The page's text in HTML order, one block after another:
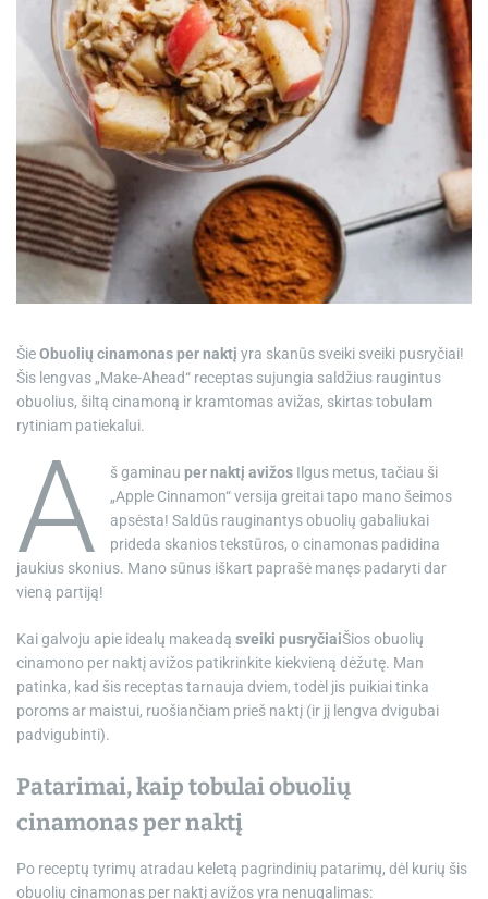
ŠieObuolių cinamonas per naktį yra skanūs sveiki sveiki pusryčiai!
Šis lengvas „Make-Ahead“ receptas sujungia saldžius raugintus
obuolius, šiltą cinamoną ir kramtomas avižas, skirtas tobulam
rytiniam patiekalui.
A š gaminau per naktį avižos Ilgus metus, tačiau ši
„Apple Cinnamon“ versija greitai tapo mano šeimos
apsėsta! Saldūs rauginantys obuolių gabaliukai
prideda skanios tekstūros, o cinamonas padidina
jaukius skonius. Mano sūnus iškart paprašė manęs padaryti dar
vieną partiją!
Kai galvoju apie idealų makeadą sveiki pusryčiaiŠios obuolių
cinamono per naktį avižos patikrinkite kiekvieną dėžutę. Man
patinka, kad šis receptas tarnauja dviem, todėl jis puikiai tinka
poroms ar maistui, ruošiančiam prieš naktį (ir jį lengva dvigubai
padvigubinti).
Patarimai, kaip tobulai obuolių
cinamonas per naktį
Po receptų tyrimų atradau keletą pagrindinių patarimų, dėl kurių šis
obuolių cinamonas per naktį avižos yra nenugalimas: